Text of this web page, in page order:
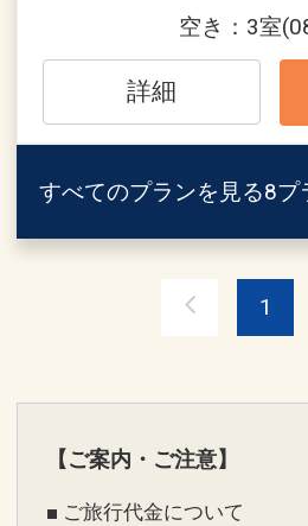
※画像をクリック/タッ
について ★
空き： 3室
詳細
すべてのプランを見る8プ
1
【ご案内・ご注意】
■ ご旅行代金について